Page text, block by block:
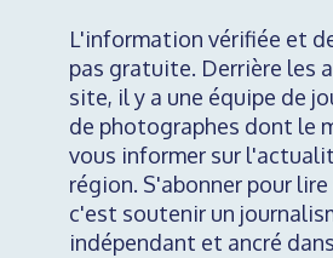
L'information vérifiée et
pas gratuite. Derrière les
site, il y a une équipe de
de photographes dont le
vous informer sur
région. S'abonner pour
c'est soutenir un
indépendant et ancré